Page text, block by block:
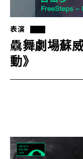
表演
驫舞劇場蘇
動》